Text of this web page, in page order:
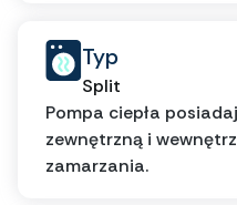
Typ
Split
Pompa ciepła
zewnętrzną i
zamarzania.